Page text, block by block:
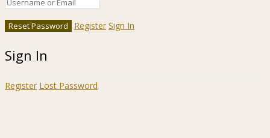
Register Sign In
Sign In
Register Lost Password